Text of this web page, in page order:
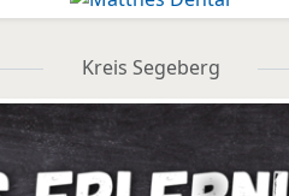
Kreis Segeberg